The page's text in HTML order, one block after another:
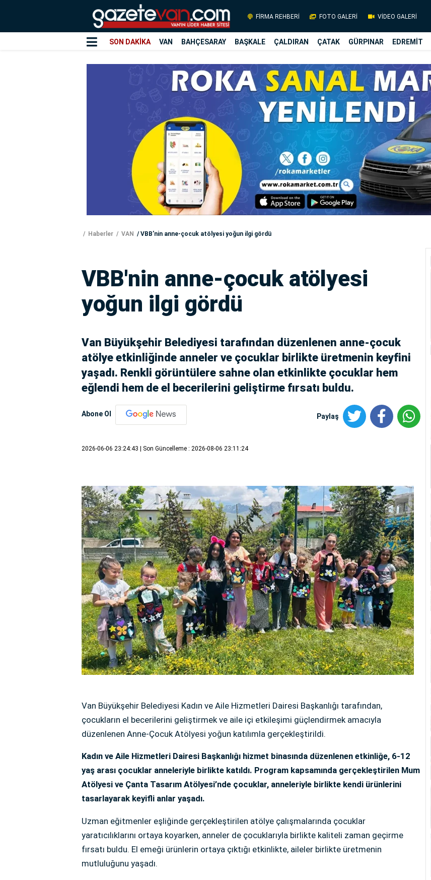
FİRMA REHBERİ FOTO GALERİ VİDEO GALERİ
SON DAKİKA VAN BAHÇESARAY BAŞKALE ÇALDIRAN ÇATAK GÜRPINAR EDREMİT
Haberler VAN VBB'nin anne-çocuk atölyesi yoğun ilgi gördü
VBB'nin anne-çocuk atölyesi
yoğun ilgi gördü
Van Büyükşehir Belediyesi tarafından düzenlenen anne-çocuk
atölye etkinliğinde anneler ve çocuklar birlikte üretmenin keyfini
yaşadı. Renkli görüntülere sahne olan etkinlikte çocuklar hem
eğlendi hem de el becerilerini geliştirme fırsatı buldu.
Abone Ol Paylaş
2026-06-06 23:24:43 | Son Güncelleme : 2026-08-06 23:11:24
Van Büyükşehir Belediyesi Kadın ve Aile Hizmetleri Dairesi Başkanlığı tarafından,
çocukların el becerilerini geliştirmek ve aile içi etkileşimi güçlendirmek amacıyla
düzenlenen Anne-Çocuk Atölyesi yoğun katılımla gerçekleştirildi.
Kadın ve Aile Hizmetleri Dairesi Başkanlığı hizmet binasında düzenlenen etkinliğe, 6-12
yaş arası çocuklar anneleriyle birlikte katıldı. Program kapsamında gerçekleştirilen Mum
Atölyesi ve Çanta Tasarım Atölyesi’nde çocuklar, anneleriyle birlikte kendi ürünlerini
tasarlayarak keyifli anlar yaşadı.
Uzman eğitmenler eşliğinde gerçekleştirilen atölye çalışmalarında çocuklar
yaratıcılıklarını ortaya koyarken, anneler de çocuklarıyla birlikte kaliteli zaman geçirme
fırsatı buldu. El emeği ürünlerin ortaya çıktığı etkinlikte, aileler birlikte üretmenin
mutluluğunu yaşadı.